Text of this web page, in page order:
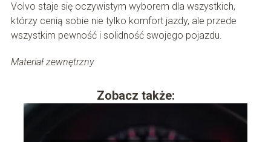
Volvo staje się oczywistym wyborem dla wszystkich,
którzy cenią sobie nie tylko komfort jazdy, ale przede
wszystkim pewność i solidność swojego pojazdu.
Materiał zewnętrzny
Zobacz także: